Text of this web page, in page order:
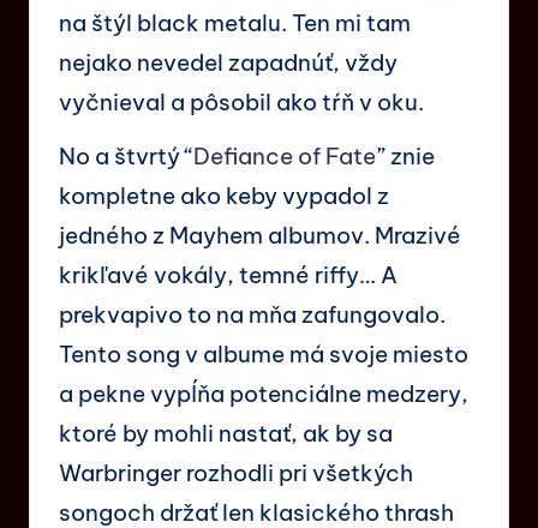
na štýl black metalu. Ten mi tam
nejako nevedel zapadnúť, vždy
vyčnieval a pôsobil ako tŕň v oku.
No a štvrtý “Defiance of Fate” znie
kompletne ako keby vypadol z
jedného z Mayhem albumov. Mrazivé
krikľavé vokály, temné riffy… A
prekvapivo to na mňa zafungovalo.
Tento song v albume má svoje miesto
a pekne vypĺňa potenciálne medzery,
ktoré by mohli nastať, ak by sa
Warbringer rozhodli pri všetkých
songoch držať len klasického thrash